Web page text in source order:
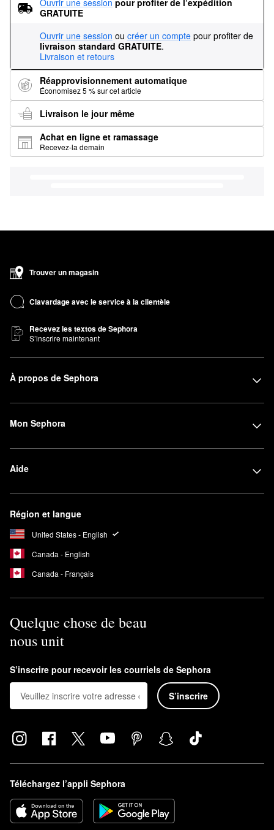
Ouvrir une session pour profiter de l’expédition
GRATUITE
Ouvrir une session ou créer un compte pour profiter de
livraison standard GRATUITE.
Livraison et retours
Réapprovisionnement automatique
Économisez 5 % sur cet article
Livraison le jour même
Achat en ligne et ramassage
Recevez-la demain
Trouver un magasin
Clavardage avec le service à la clientèle
Recevez les textos de Sephora
S’inscrire maintenant
À propos de Sephora
Mon Sephora
Aide
Région et langue
United States - English
Canada - English
Canada - Français
Quelque chose de beau
nous unit
S’inscrire pour recevoir les courriels de Sephora
S’inscrire
Téléchargez l’appli Sephora